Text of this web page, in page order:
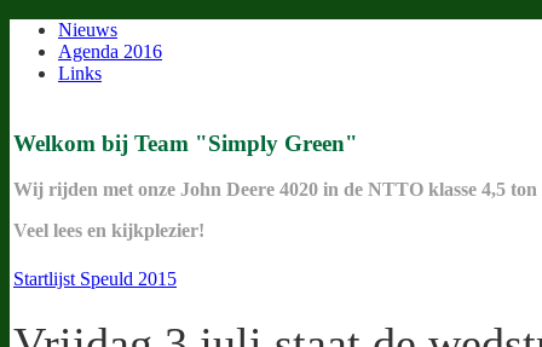
Nieuws
Agenda 2016
Links
Welkom bij Team "Simply Green"
Wij rijden met onze John Deere 4020 in de NTTO klasse 4,5
Veel lees en kijkplezier!
Startlijst Speuld 2015